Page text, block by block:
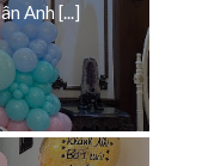
Anh [...]